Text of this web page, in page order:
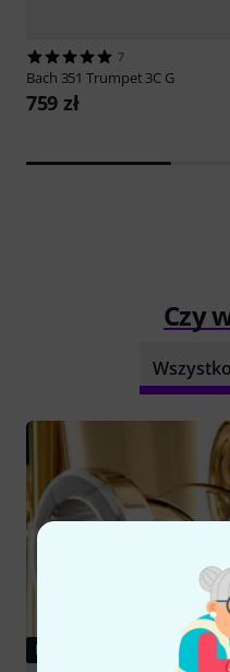
7
Bach 351 Trumpet 3C G
759 zł
Czy
Wszystko
PORADNIKI